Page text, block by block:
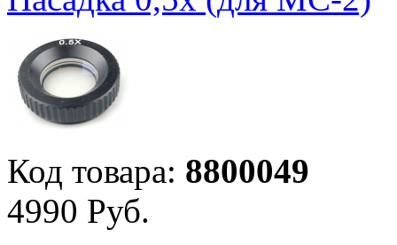
Код товара: 8800049
4990 Руб.